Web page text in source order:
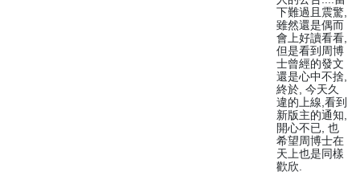
下難過且震驚,
雖然還是偶而
會上好讀看看,
但是看到周博
士曾經的發文
還是心中不捨,
終於, 今天久
違的上線,看到
新版主的通知,
開心不已, 也
希望周博士在
天上也是同樣
歡欣.